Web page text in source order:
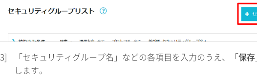
「セキュリティグループ名」などの各項目を入力のうえ、「保存
します。